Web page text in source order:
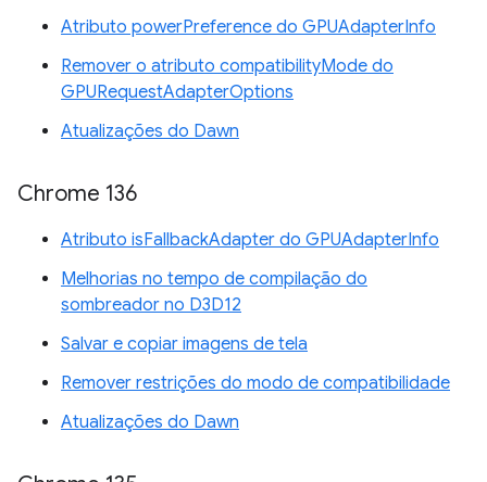
Atributo powerPreference do GPUAdapterInfo
Remover o atributo compatibilityMode do
GPURequestAdapterOptions
Atualizações do Dawn
Chrome 136
Atributo isFallbackAdapter do GPUAdapterInfo
Melhorias no tempo de compilação do
sombreador no D3D12
Salvar e copiar imagens de tela
Remover restrições do modo de compatibilidade
Atualizações do Dawn